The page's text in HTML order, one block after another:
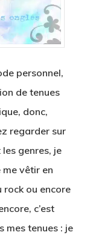
personnel,
de tenues
donc,
regarder sur
genres, je
vêtir en
ou encore
c’est
mes tenues : je